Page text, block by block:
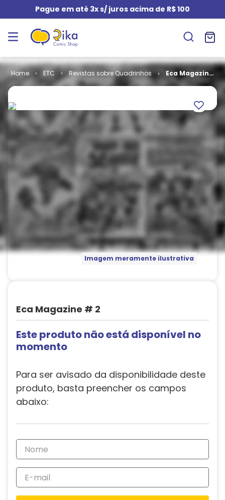
Pague em até 3x s/ juros acima de R$ 100
ETC Revistas sobre Quadrinhos
Eca Magazine
Imagem meramente ilustrativa
Eca Magazine # 2
Este produto não está disponível no
momento
Para ser avisado da disponibilidade deste
produto, basta preencher os campos
abaixo: